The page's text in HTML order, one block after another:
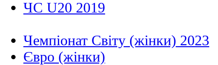
ЧС U20 2019
Чемпіонат Світу (жінки) 2023
Євро (жінки)